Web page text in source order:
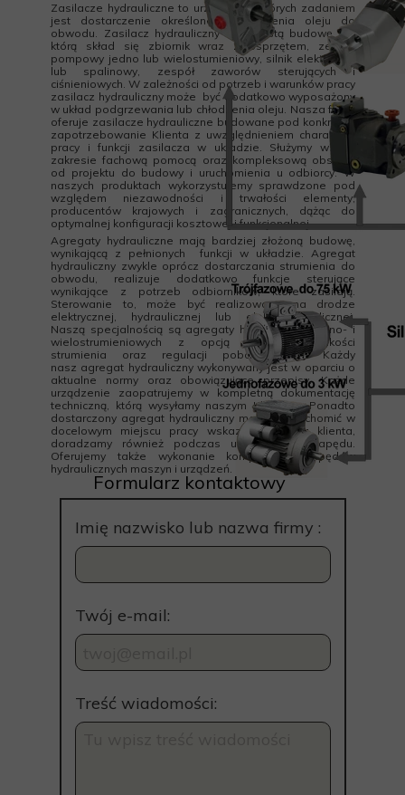
Formularz kontaktowy
Imię nazwisko lub nazwa firmy :
Twój e-mail:
Treść wiadomości:
Zasilacze hydrauliczne to urządzenia, których zadaniem
jest dostarczenie określonego strumienia oleju do
obwodu. Zasilacz hydrauliczny ma prostą budowę, na
którą skład się zbiornik wraz z osprzętem, zespół
pompowy jedno lub wielostumieniowy, silnik elektryczny
lub spalinowy, zespół zaworów sterujących i
ciśnieniowych. W zależności od potrzeb i warunków pracy
zasilacz hydrauliczny może być dodatkowo wyposażony
w układ podgrzewania lub chłodzenia oleju. Nasza firma
oferuje zasilacze hydrauliczne budowane pod konkretne
zapotrzebowanie Klienta z uwzględnieniem charakteru
pracy i funkcji zasilacza w układzie. Służymy w tym
zakresie fachową pomocą oraz kompleksową obsługą
od projektu do budowy i uruchomienia u odbiorcy. W
naszych produktach wykorzystujemy sprawdzone pod
względem niezawodności i trwałości elementy,
producentów krajowych i zagranicznych, dążąc do
optymalnej konfiguracji kosztowej i funkcjonalnej.
Agregaty hydrauliczne mają bardziej złożoną budowę,
wynikającą z pełnionych funkcji w układzie. Agregat
hydrauliczny zwykle oprócz dostarczania strumienia do
obwodu, realizuje dodatkowo funkcje sterujące
wynikające z potrzeb odbiorników, które zasilają.
Sterowanie to, może być realizowane na drodze
elektrycznej, hydraulicznej lub elektrohydraulicznej.
Naszą specjalnością są agregaty hydrauliczne jedno- i
wielostrumieniowych z opcją regulacji wielkości
strumienia oraz regulacji poboru mocy. Każdy
nasz agregat hydrauliczny wykonywany jest w oparciu o
aktualne normy oraz obowiązujące przepisy. Każde
urządzenie zaopatrujemy w kompletną dokumentację
techniczną, którą wysyłamy naszym Klientom. Ponadto
dostarczony agregat hydrauliczny możemy uruchomić w
docelowym miejscu pracy wskazanym przez klienta,
doradzamy również podczas uruchamiania napędu.
Oferujemy także wykonanie kompletnych napędów
hydraulicznych maszyn i urządzeń.